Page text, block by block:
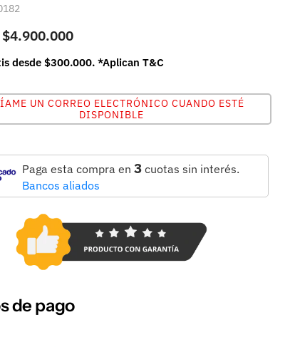
$4.900.000
desde $300.000. *Aplican T&C
UN CORREO ELECTRÓNICO CUANDO ESTÉ
DISPONIBLE
Paga esta compra en 3cuotas sin interés.
Bancos aliados
de pago